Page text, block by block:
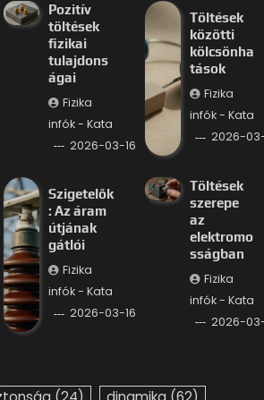
Pozitív
töltések
fizikai
tulajdons
ágai
Fizika
infók - Kata
2026-03-16
Töltések
közötti
kölcsönha
tások
Fizika
infók - Kata
2026-
Szigetelők
: Az áram
útjának
gátlói
Fizika
infók - Kata
2026-03-16
Töltések
szerepe
az
elektromo
sságban
Fizika
infók - Kata
2026-